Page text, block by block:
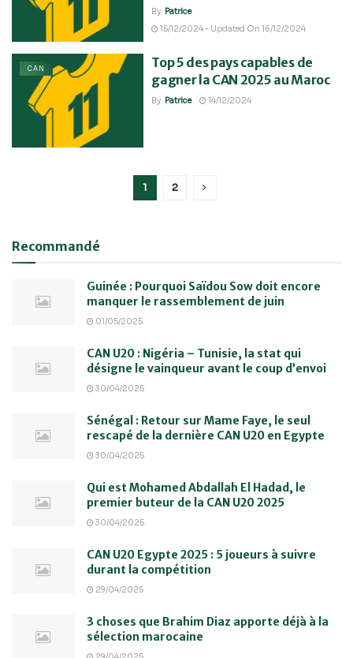
By Patrice
15/12/2024 - Updated On 16/12/2024
CAN
Top 5 des pays capables de
gagner la CAN 2025 au Maroc
By Patrice 14/12/2024
1 2
Recommandé
Guinée : Pourquoi Saïdou Sow doit encore
manquer le rassemblement de juin
01/05/2025
CAN U20 : Nigéria – Tunisie, la stat qui
désigne le vainqueur avant le coup d’envoi
30/04/2025
Sénégal : Retour sur Mame Faye, le seul
rescapé de la dernière CAN U20 en Egypte
30/04/2025
Qui est Mohamed Abdallah El Hadad, le
premier buteur de la CAN U20 2025
30/04/2025
CAN U20 Egypte 2025 : 5 joueurs à suivre
durant la compétition
29/04/2025
3 choses que Brahim Diaz apporte déjà à la
sélection marocaine